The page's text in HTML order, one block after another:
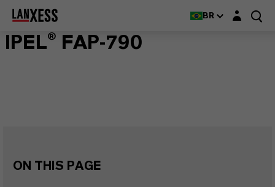
BR Login layer
IPEL® FAP-790
ON THIS PAGE